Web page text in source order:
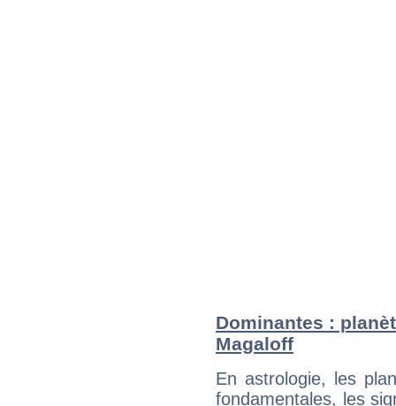
Dominantes :
Magaloff
En astrologie, les
fondamentales, les